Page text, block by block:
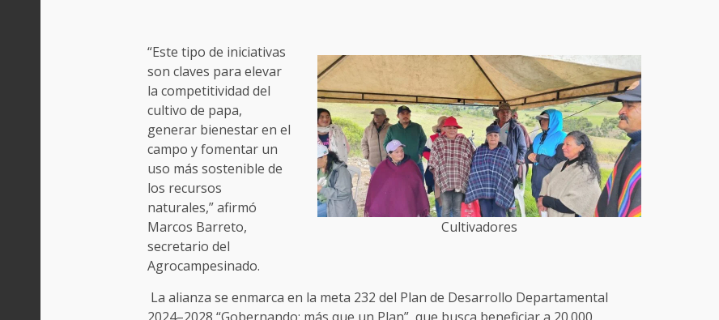
Cultivadores
“Este tipo de iniciativas
son claves para elevar
la competitividad del
cultivo de papa,
generar bienestar en el
campo y fomentar un
uso más sostenible de
los recursos
naturales,” afirmó
Marcos Barreto,
secretario del
Agrocampesinado.
La alianza se enmarca en la meta 232 del Plan de Desarrollo Departamental